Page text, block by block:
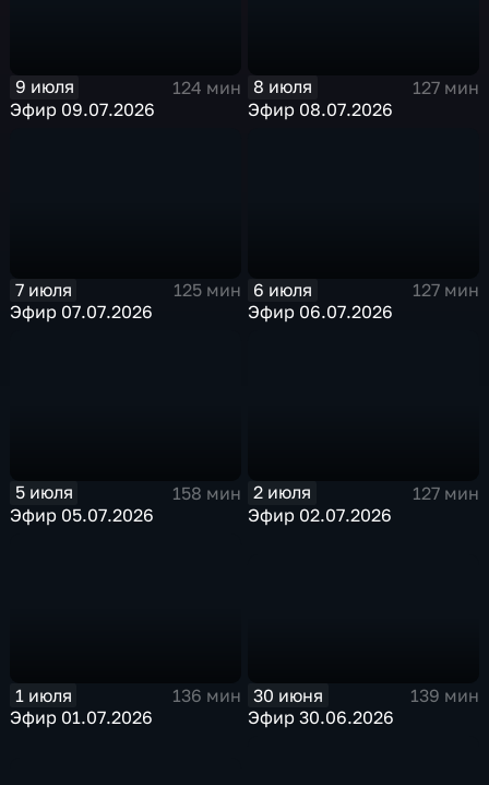
9 июля
124 мин
Эфир 09.07.2026
8 июля
127 мин
Эфир 08.07.2026
7 июля
125 мин
Эфир 07.07.2026
6 июля
127 мин
Эфир 06.07.2026
5 июля
158 мин
Эфир 05.07.2026
2 июля
127 мин
Эфир 02.07.2026
1 июля
136 мин
Эфир 01.07.2026
30 июня
139 мин
Эфир 30.06.2026